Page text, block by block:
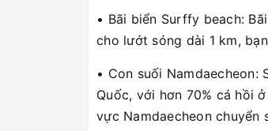
• Bãi biển Surffy beach:
cho lướt sóng dài 1 km,
• Con suối Namdaecheon:
Quốc, với hơn 70% cá hồi
vực Namdaecheon chuyển